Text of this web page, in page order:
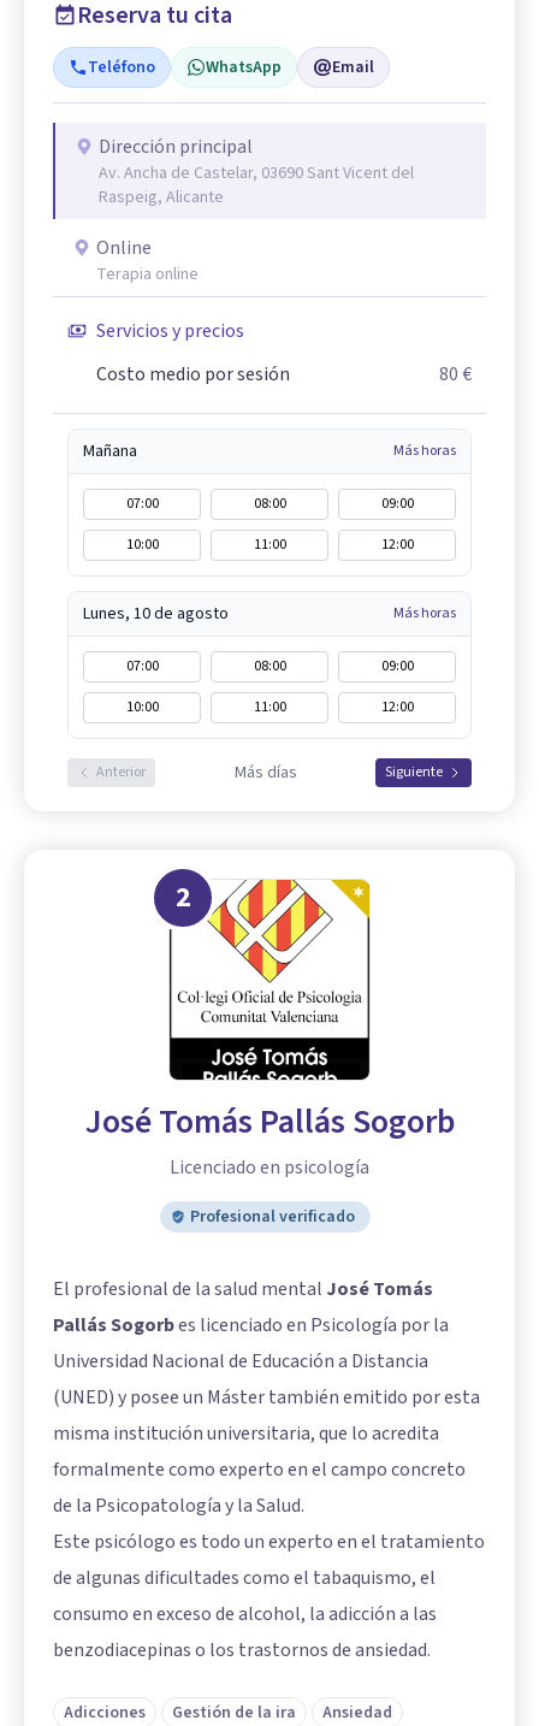
Reserva tu cita
Teléfono WhatsApp Email
Dirección principal
Av. Ancha de Castelar, 03690 Sant Vicent del
Raspeig, Alicante
Online
Terapia online
Servicios y precios
Costo medio por sesión
80 €
Mañana Más horas
07:00 08:00
09:00
10:00
11:00 12:00
Lunes, 10 de agosto Más horas
07:00 08:00
09:00
10:00
11:00 12:00
Anterior Más días Siguiente
2
José Tomás Pallás Sogorb
Licenciado en psicología
Profesional verificado
El profesional de la salud mental José Tomás
Pallás Sogorbes licenciado en Psicología por la
Universidad Nacional de Educación a Distancia
(UNED) y posee un Máster también emitido por esta
misma institución universitaria, que lo acredita
formalmente como experto en el campo concreto
de la Psicopatología y la Salud.
Este psicólogo es todo un experto en el tratamiento
de algunas dificultades como el tabaquismo, el
consumo en exceso de alcohol, la adicción a las
benzodiacepinas o los trastornos de ansiedad.
Adicciones Gestión de la ira
Ansiedad